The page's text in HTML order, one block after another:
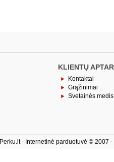
KLIENTŲ
Kontaktai
Grąžinimai
Svetainės medis
- Internetinė parduotuvė © 2007 -